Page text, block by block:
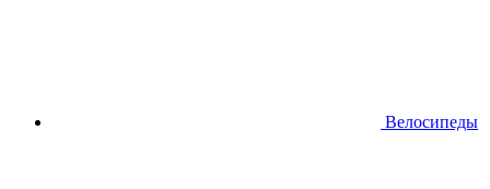
Велосипеды